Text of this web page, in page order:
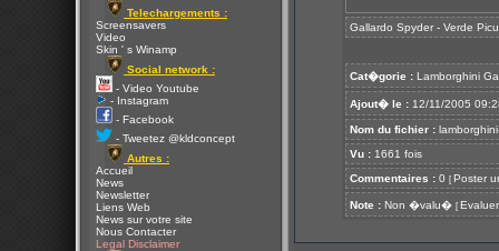
Telechargements :
Screensavers
Video
Skin ' s Winamp
Social network :
- Video Youtube
- Instagram
- Facebook
- Tweetez @kldconcept
Autres :
Accueil
News
Newsletter
Liens Web
News sur votre site
Nous Contacter
Legal Disclaimer
Gallardo Spyder - Verde
Cat�gorie : Lamborghini
Ajout� le : 12/11/2005
Nom du fichier :
Vu : 1661 fois
Commentaires : 0 [ Poster
Note : Non �valu� [ Evaluer